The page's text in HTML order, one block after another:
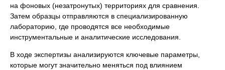
на фоновых (незатронутых) территориях для сравнения.
Затем образцы отправляются в специализированную
лабораторию, где проводятся все необходимые
инструментальные и аналитические исследования.
В ходе экспертизы анализируются ключевые параметры,
которые могут значительно меняться под влиянием